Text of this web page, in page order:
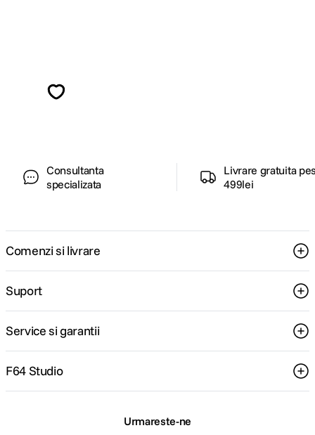
Consultanta
specializata
Livrare gratuita
499lei
Comenzi si livrare
Suport
Service si garantii
F64 Studio
Urmareste-ne